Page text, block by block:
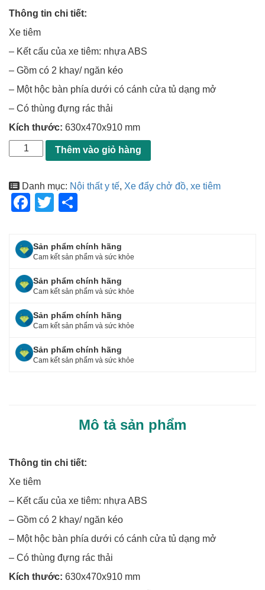
Thông tin chi tiết:
Xe tiêm
– Kết cấu của xe tiêm: nhựa ABS
– Gồm có 2 khay/ ngăn kéo
– Một hộc bàn phía dưới có cánh cửa tủ dạng mở
– Có thùng đựng rác thải
Kích thước: 630x470x910 mm
Thêm vào giỏ hàng
Danh mục: Nội thất y tế, Xe đẩy chở đồ, xe tiêm
F
c
e
b
o
o
k
T
tt
er
ar
e
Sản phẩm chính hãng
Cam kết sản phẩm và sức khỏe
Sản phẩm chính hãng
Cam kết sản phẩm và sức khỏe
Sản phẩm chính hãng
Cam kết sản phẩm và sức khỏe
Sản phẩm chính hãng
Cam kết sản phẩm và sức khỏe
Mô tả sản phẩm
Thông tin chi tiết:
Xe tiêm
– Kết cấu của xe tiêm: nhựa ABS
– Gồm có 2 khay/ ngăn kéo
– Một hộc bàn phía dưới có cánh cửa tủ dạng mở
– Có thùng đựng rác thải
Kích thước: 630x470x910 mm